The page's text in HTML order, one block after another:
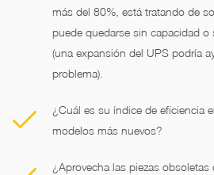
más del 80%, está tratando de
puede quedarse sin capacidad o
(una expansión del UPS podría
problema).
¿Cuál es su índice de eficiencia
modelos más nuevos?
¿Aprovecha las piezas